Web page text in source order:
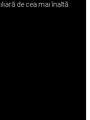
de cea mai înaltă